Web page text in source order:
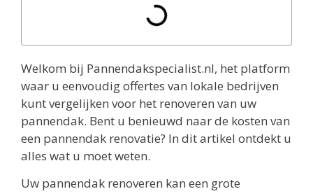
Welkom bij Pannendakspecialist.nl, het platform
waar u eenvoudig offertes van lokale bedrijven
kunt vergelijken voor het renoveren van uw
pannendak. Bent u benieuwd naar de kosten van
een pannendak renovatie? In dit artikel ontdekt u
alles wat u moet weten.
Uw pannendak renoveren kan een grote